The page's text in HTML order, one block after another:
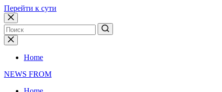
Перейти к сути
Home
NEWS FROM